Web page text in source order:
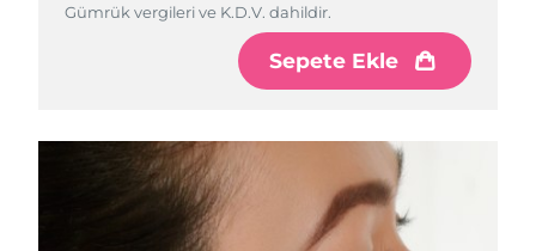
Gümrük vergileri ve K.D.V. dahildir.
Sepete Ekle
Gümrük vergileri ve K.D.V. dahildir.
Sepete Ekle
Gümrük vergileri ve K.D.V. dahildir.
Sepete Ekle